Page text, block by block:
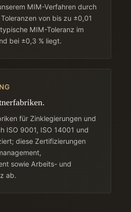
MIM-Verfahren durch
von bis zu ±0,01
MIM-Toleranz im
bei ±0,3 % liegt.
für Zinklegierungen und
ISO 9001, ISO 14001 und
diese Zertifizierungen
sowie Arbeits- und
ab.